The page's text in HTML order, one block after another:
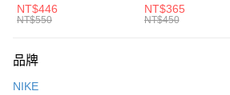
元大商業銀行
台灣樂天信用卡公司
AFTEE先享後付
【關於「AFTEE先享後付」】
便利好安心！
運送方式
中統襪 FZ3393100
NT$446
NT$550
EMBRDY 男女 短
FZ3073133
NT$365
NT$450
品牌
NIKE